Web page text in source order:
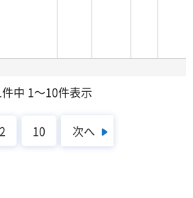
中 1～10件表示
2 10 次へ